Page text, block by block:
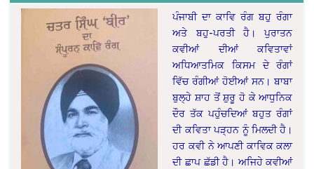
ਪੰਜਾਬੀ ਦਾ ਕਾਵਿ ਰੰਗ ਬਹੁ ਰੰਗਾ
ਅਤੇ ਬਹੁ-ਪਰਤੀ ਹੈ। ਪੁਰਾਤਨ
ਕਵੀਆਂ ਦੀਆਂ ਕਵਿਤਾਵਾਂ
ਅਧਿਆਤਮਿਕ ਕਿਸਮ ਦੇ ਰੰਗਾਂ
ਵਿੱਚ ਰੰਗੀਆਂ ਹੋਈਆਂ ਸਨ। ਬਾਬਾ
ਬੁਲ੍ਹੇ ਸ਼ਾਹ ਤੋਂ ਸ਼ੁਰੂ ਹੋ ਕੇ ਆਧੁਨਿਕ
ਦੌਰ ਤੱਕ ਪਹੁੰਚਦਿਆਂ ਬਹੁਤ ਰੰਗਾਂ
ਦੀ ਕਵਿਤਾ ਪੜ੍ਹਨ ਨੂੰ ਮਿਲਦੀ ਹੈ।
ਹਰ ਕਵੀ ਨੇ ਆਪਣੀ ਕਾਵਿਕ ਕਲਾ
ਦੀ ਛਾਪ ਛੱਡੀ ਹੈ। ਅਜਿਹੇ ਕਵੀਆਂ